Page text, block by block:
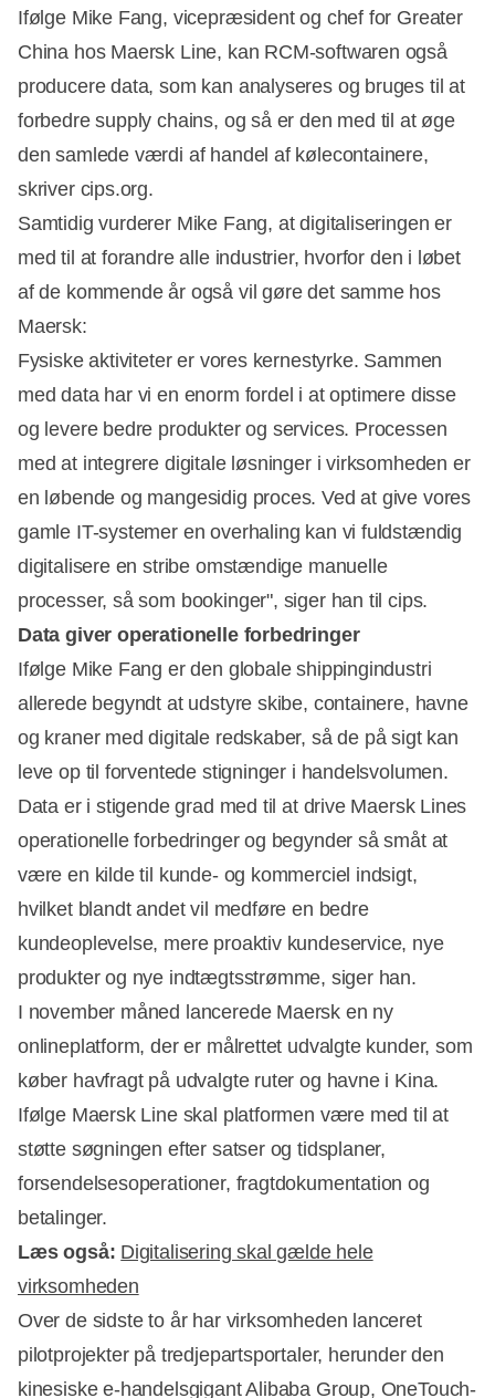
Annonce
Ifølge Mike Fang, vicepræsident og chef for Greater
China hos Maersk Line, kan RCM-softwaren også
producere data, som kan analyseres og bruges til at
forbedre supply chains, og så er den med til at øge
den samlede værdi af handel af kølecontainere,
skriver cips.org.
Samtidig vurderer Mike Fang, at digitaliseringen er
med til at forandre alle industrier, hvorfor den i løbet
af de kommende år også vil gøre det samme hos
Maersk:
Fysiske aktiviteter er vores kernestyrke. Sammen
med data har vi en enorm fordel i at optimere disse
og levere bedre produkter og services. Processen
med at integrere digitale løsninger i virksomheden er
en løbende og mangesidig proces. Ved at give vores
gamle IT-systemer en overhaling kan vi fuldstændig
digitalisere en stribe omstændige manuelle
processer, så som bookinger", siger han til cips.
Data giver operationelle forbedringer
Ifølge Mike Fang er den globale shippingindustri
allerede begyndt at udstyre skibe, containere, havne
og kraner med digitale redskaber, så de på sigt kan
leve op til forventede stigninger i handelsvolumen.
Data er i stigende grad med til at drive Maersk Lines
operationelle forbedringer og begynder så småt at
være en kilde til kunde- og kommerciel indsigt,
hvilket blandt andet vil medføre en bedre
kundeoplevelse, mere proaktiv kundeservice, nye
produkter og nye indtægtsstrømme, siger han.
I november måned lancerede Maersk en ny
onlineplatform, der er målrettet udvalgte kunder, som
køber havfragt på udvalgte ruter og havne i Kina.
Ifølge Maersk Line skal platformen være med til at
støtte søgningen efter satser og tidsplaner,
forsendelsesoperationer, fragtdokumentation og
betalinger.
Læs også: Digitalisering skal gælde hele
virksomheden
Over de sidste to år har virksomheden lanceret
pilotprojekter på tredjepartsportaler, herunder den
kinesiske e-handelsgigant Alibaba Group, OneTouch-